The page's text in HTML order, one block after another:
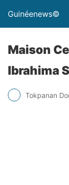
Guinéenews©
Maison
Ibrahima
Tokpanan